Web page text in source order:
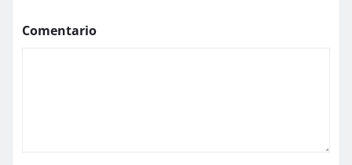
Comentario